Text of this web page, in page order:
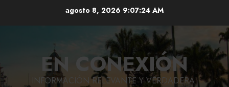
agosto 8, 2026 9:07:25 AM
EN CONEXIÓN
INFORMACIÓN RELEVANTE Y VERDADERA.